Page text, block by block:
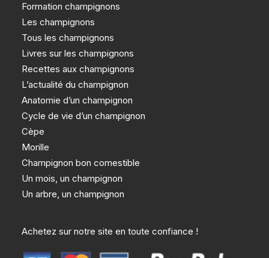
Formation champignons
Les champignons
Tous les champignons
Livres sur les champignons
Recettes aux champignons
L’actualité du champignon
Anatomie d’un champignon
Cycle de vie d’un champignon
Cèpe
Morille
Champignon bon comestible
Un mois, un champignon
Un arbre, un champignon
Achetez sur notre site en toute confiance !